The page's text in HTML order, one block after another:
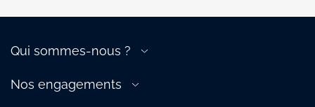
Qui sommes-nous ?
Gouvernance
Nos engagements